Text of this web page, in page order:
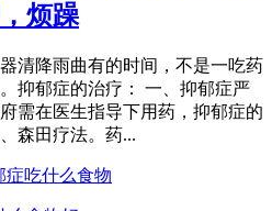
烦躁
清降雨曲有的时间，不是一吃药
抑郁症的治疗： 一、抑郁症严
需在医生指导下用药，抑郁症的
森田疗法。药...
症吃什么食物